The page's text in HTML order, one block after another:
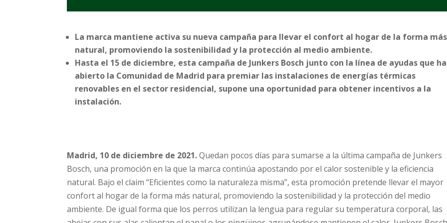
La marca mantiene activa su nueva campaña para llevar el confort al hogar de la forma más
natural, promoviendo la sostenibilidad y la protección al medio ambiente.
Hasta el 15 de diciembre, esta campaña de Junkers Bosch junto con la línea de ayudas que ha
abierto la Comunidad de Madrid para premiar las instalaciones de energías térmicas
renovables en el sector residencial, supone una oportunidad para obtener incentivos a la
instalación.
Madrid, 10 de diciembre de 2021.Quedan pocos días para sumarse a la última campaña de Junkers
Bosch, una promoción en la que la marca continúa apostando por el calor sostenible y la eficiencia
natural. Bajo el claim “Eficientes como la naturaleza misma”, esta promoción pretende llevar el mayor
confort al hogar de la forma más natural, promoviendo la sostenibilidad y la protección del medio
ambiente. De igual forma que los perros utilizan la lengua para regular su temperatura corporal, las